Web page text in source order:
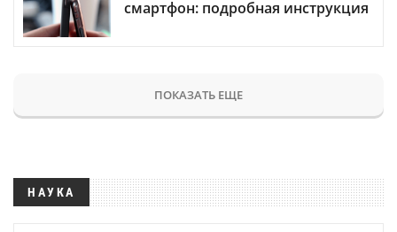
смартфон: подробная инструкция
ПОКАЗАТЬ ЕЩЕ
НАУКА